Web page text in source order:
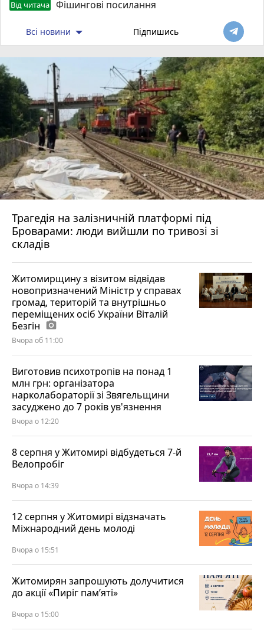
Від читача Фішингові посилання
Всі новини Підпишись
Трагедія на залізничній платформі під
Броварами: люди вийшли по тривозі зі
складів
Житомирщину з візитом відвідав
новопризначений Міністр у справах
громад, територій та внутрішньо
переміщених осіб України Віталій
Безгін photo_camera
Вчора об 11:00
Виготовив психотропів на понад 1
млн грн: організатора
нарколабораторії зі Звягельщини
засуджено до 7 років ув'язнення
Вчора о 12:20
8 серпня у Житомирі відбудеться 7-й
Велопробіг
Вчора о 14:39
12 серпня у Житомирі відзначать
Міжнародний день молоді
Вчора о 15:51
Житомирян запрошують долучитися
до акції «Пиріг пам’яті»
Вчора о 15:00